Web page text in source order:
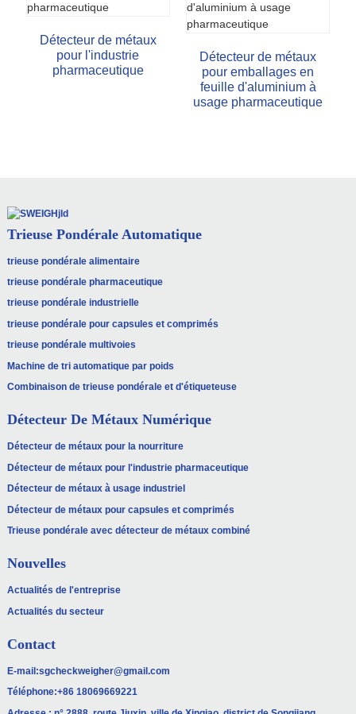
Détecteur de métaux
pour l'industrie
pharmaceutique
Détecteur de métaux
pour emballages en
feuille d'aluminium à
usage pharmaceutique
Trieuse Pondérale Automatique
trieuse pondérale alimentaire
trieuse pondérale pharmaceutique
trieuse pondérale industrielle
trieuse pondérale pour capsules et comprimés
trieuse pondérale multivoies
Machine de tri automatique par poids
Combinaison de trieuse pondérale et d'étiqueteuse
Détecteur De Métaux Numérique
Détecteur de métaux pour la nourriture
Détecteur de métaux pour l'industrie pharmaceutique
Détecteur de métaux à usage industriel
Détecteur de métaux pour capsules et comprimés
Trieuse pondérale avec détecteur de métaux combiné
Nouvelles
Actualités de l'entreprise
Actualités du secteur
Contact
E-mail:sgcheckweigher@gmail.com
Téléphone:+86 18069669221